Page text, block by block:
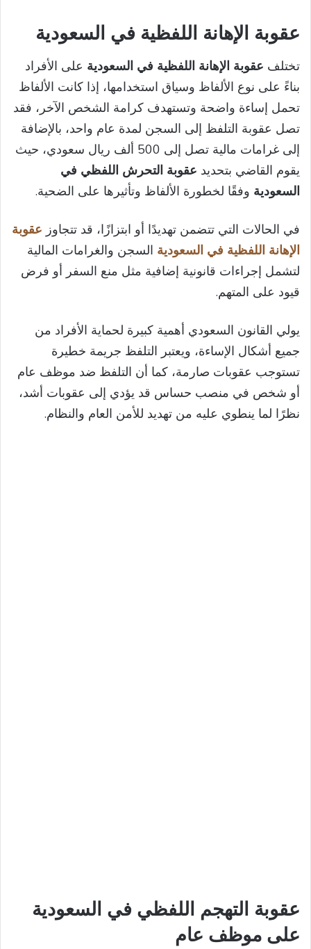
عقوبة الإهانة اللفظية في السعودية
تختلف عقوبة الإهانة اللفظية في السعودية على الأفراد
بناءً على نوع الألفاظ وسياق استخدامها، إذا كانت الألفاظ
تحمل إساءة واضحة وتستهدف كرامة الشخص الآخر، فقد
تصل عقوبة التلفظ إلى السجن لمدة عام واحد، بالإضافة
إلى غرامات مالية تصل إلى 500 ألف ريال سعودي، حيث
يقوم القاضي بتحديد عقوبة التحرش اللفظي في
السعودية وفقًا لخطورة الألفاظ وتأثيرها على الضحية.
في الحالات التي تتضمن تهديدًا أو ابتزازًا، قد تتجاوز عقوبة
الإهانة اللفظية في السعودية السجن والغرامات المالية
لتشمل إجراءات قانونية إضافية مثل منع السفر أو فرض
قيود على المتهم.
يولي القانون السعودي أهمية كبيرة لحماية الأفراد من
جميع أشكال الإساءة، ويعتبر التلفظ جريمة خطيرة
تستوجب عقوبات صارمة، كما أن التلفظ ضد موظف عام
أو شخص في منصب حساس قد يؤدي إلى عقوبات أشد،
نظرًا لما ينطوي عليه من تهديد للأمن العام والنظام.
عقوبة التهجم اللفظي في السعودية
على موظف عام